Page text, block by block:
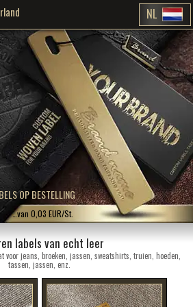
OP BESTELLING
NL
…van 0,03 EUR/St.
labels van echt leer
voor jeans, broeken, jassen, sweatshirts, truien, hoeden,
tassen, jassen, enz.